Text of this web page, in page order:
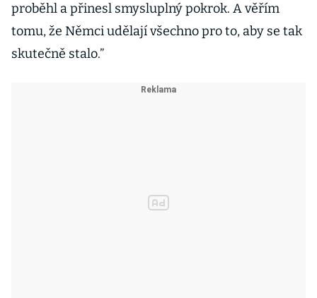
proběhl a přinesl smysluplný pokrok. A věřím
tomu, že Němci udělají všechno pro to, aby se tak
skutečně stalo.”